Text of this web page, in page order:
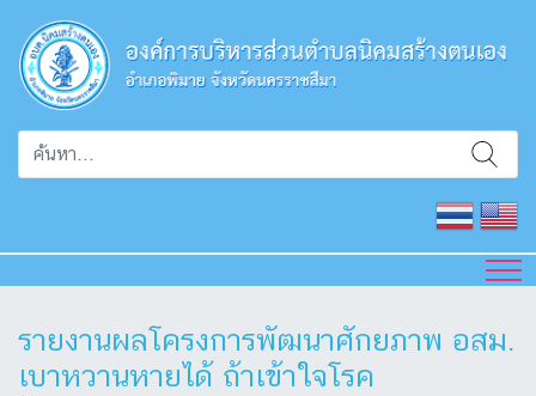
รายงานผลโครงการพัฒนาศักยภาพ อสม.
เบาหวานหายได้ ถ้าเข้าใจโรค